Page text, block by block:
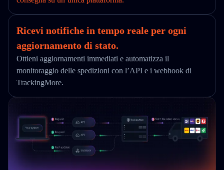
Ricevi notifiche in tempo reale per ogni
aggiornamento di stato.
Ottieni aggiornamenti immediati e automatizza il
monitoraggio delle spedizioni con l’API e i webhook di
TrackingMore.